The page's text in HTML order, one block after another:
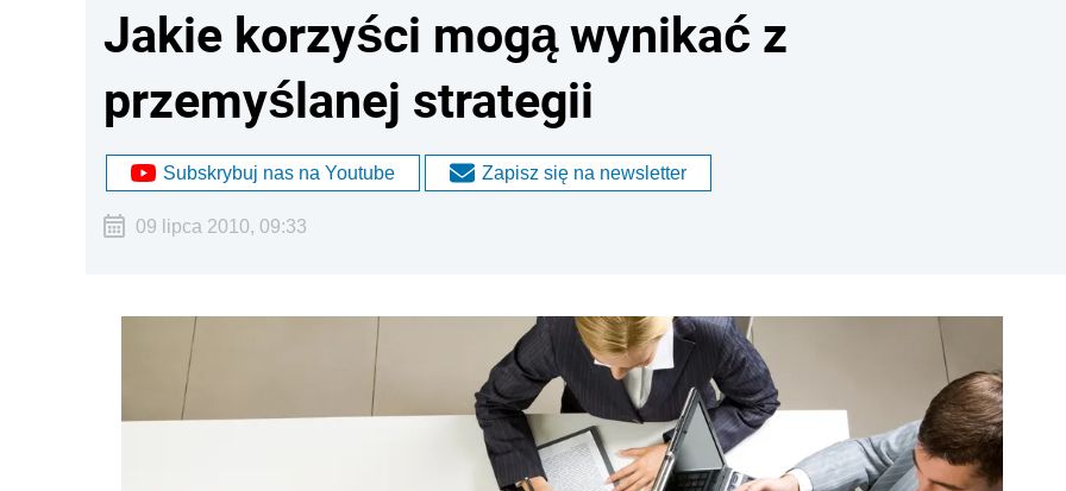
Jakie korzyści mogą wynikać z
przemyślanej strategii
Subskrybuj nas na Youtube Zapisz się na newsletter
09 lipca 2010, 09:33